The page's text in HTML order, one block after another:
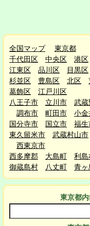
全国マップ
東京都
千代田区
中央区 港区
江東区
品川区 目黒区
杉並区
豊島区 北区
葛飾区
江戸川区
八王子市
立川市 武蔵
調布市
町田市 小金
国分寺市
国立市 福生
東久留米市
武蔵村山市
西東京市
西多摩郡
大島町 利島
御蔵島村
八丈町 青ヶ
東京都内